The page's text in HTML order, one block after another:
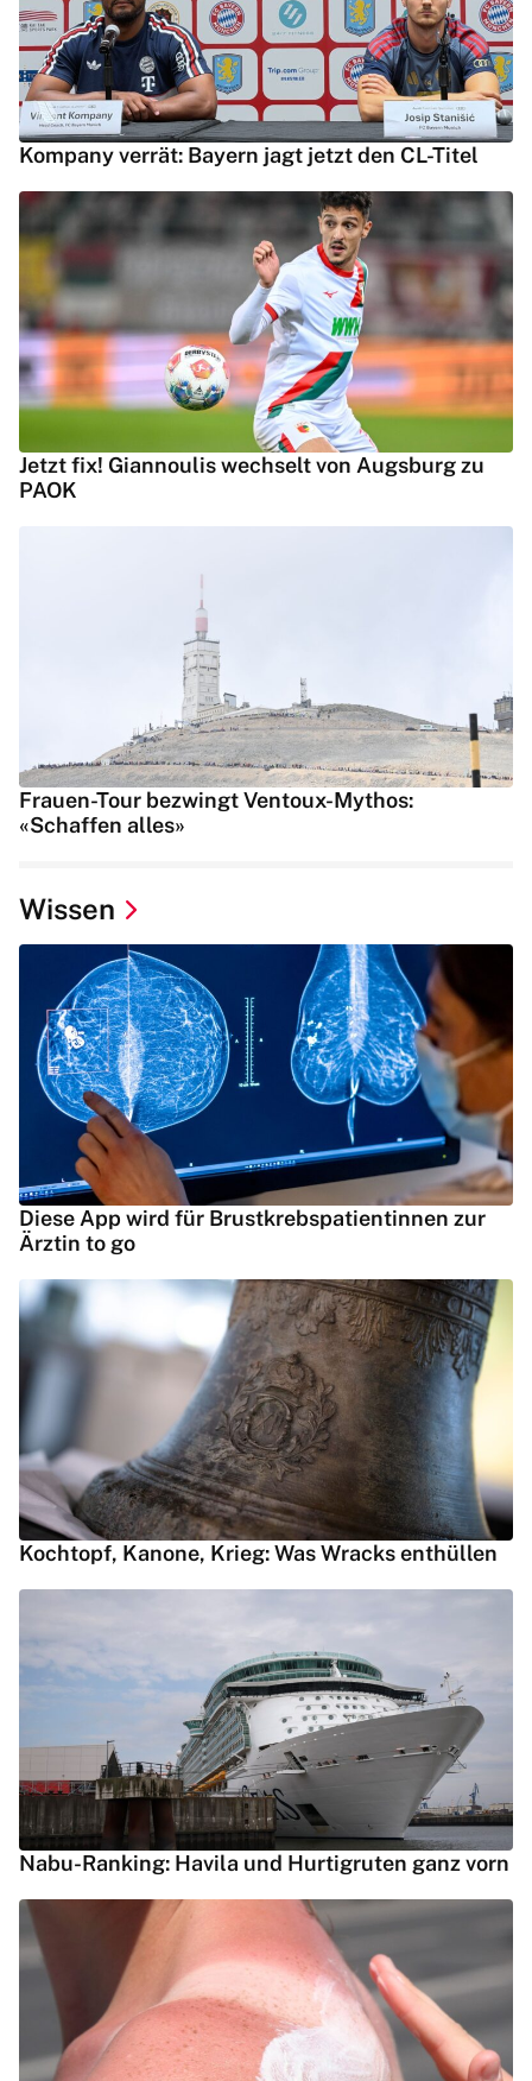
Kompany verrät: Bayern jagt jetzt den CL-Titel
Jetzt fix! Giannoulis wechselt von Augsburg zu
PAOK
Frauen-Tour bezwingt Ventoux-Mythos:
«Schaffen alles»
Wissen
Diese App wird für Brustkrebspatientinnen zur
Ärztin to go
Kochtopf, Kanone, Krieg: Was Wracks enthüllen
Nabu-Ranking: Havila und Hurtigruten ganz vorn